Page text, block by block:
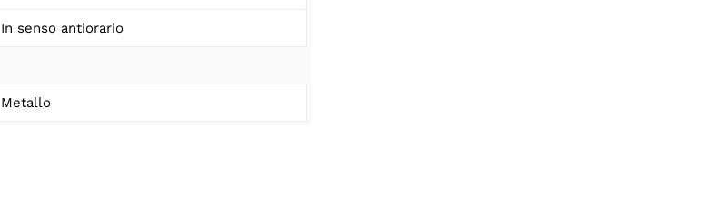
In senso antiorario
Metallo